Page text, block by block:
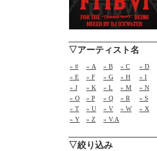
▽アーティスト名
» # » A » B » C
» D
» E
» F » G » H
» I
» J
» K » L » M
» N
» O
» P » Q » R
» S
» T
» U » V » W
» X
» Y
» Z » V.A
▽絞り込み